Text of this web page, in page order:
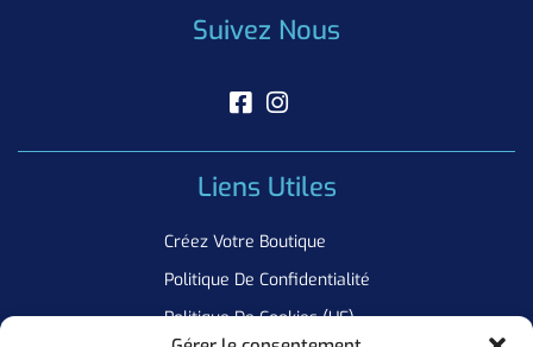
Suivez Nous
Liens Utiles
Créez Votre Boutique
Politique De Confidentialité
Politique De Cookies (UE)